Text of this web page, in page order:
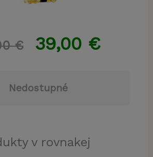
€ 39,00 €
Nedostupné
v rovnakej